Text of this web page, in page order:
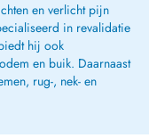
en verlicht pijn
in revalidatie
hij ook
en buik. Daarnaast
rug-, nek- en